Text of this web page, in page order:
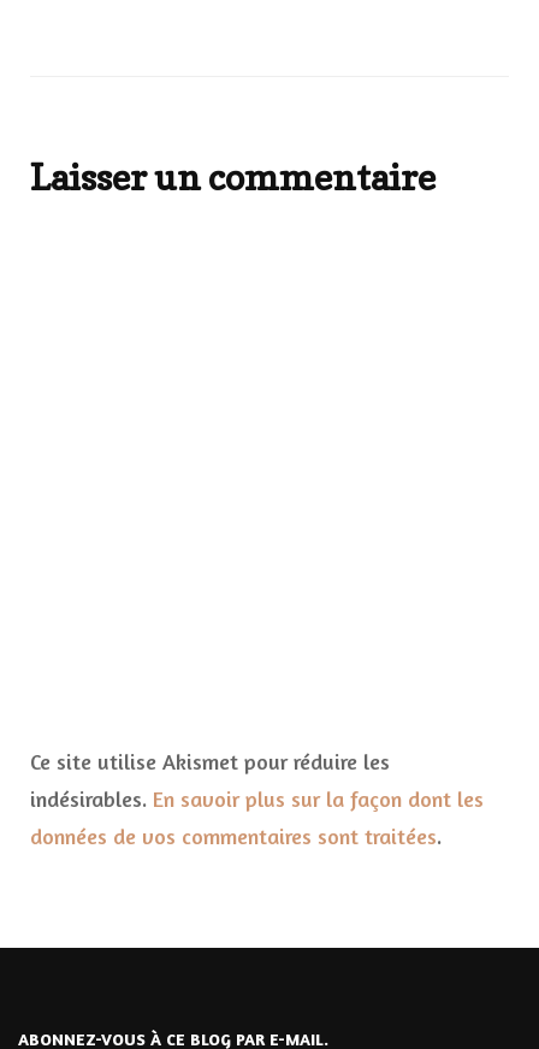
Laisser un commentaire
Ce site utilise Akismet pour réduire les
indésirables. En savoir plus sur la façon dont les
données de vos commentaires sont traitées.
ABONNEZ-VOUS À CE BLOG PAR E-MAIL.